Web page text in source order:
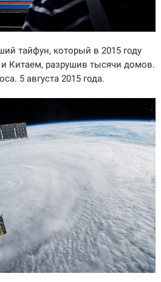
тайфун, который в 2015 году
Китаем, разрушив тысячи домов.
5 августа 2015 года.